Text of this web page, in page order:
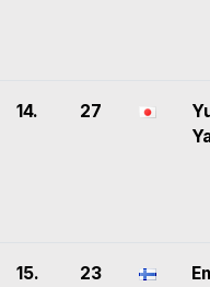
14. 27
15. 23